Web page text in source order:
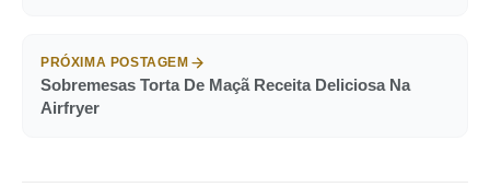
PRÓXIMA POSTAGEM
Sobremesas Torta De Maçã Receita Deliciosa Na
Airfryer